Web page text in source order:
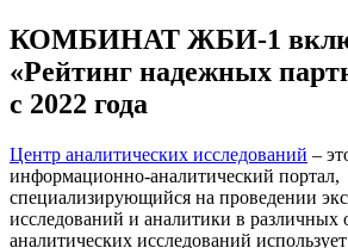
КОМБИНАТ ЖБИ-1
«Рейтинг надежных
с 2022 года
Центр аналитических исследований –
информационно-аналитический портал,
специализирующийся на проведении
исследований и аналитики в различных
аналитических исследований